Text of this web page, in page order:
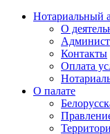
Нотариальный
О
Контакты
Оплата
О палате